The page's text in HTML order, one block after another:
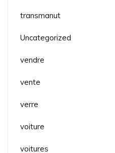
transmanut
Uncategorized
vendre
vente
verre
voiture
voitures